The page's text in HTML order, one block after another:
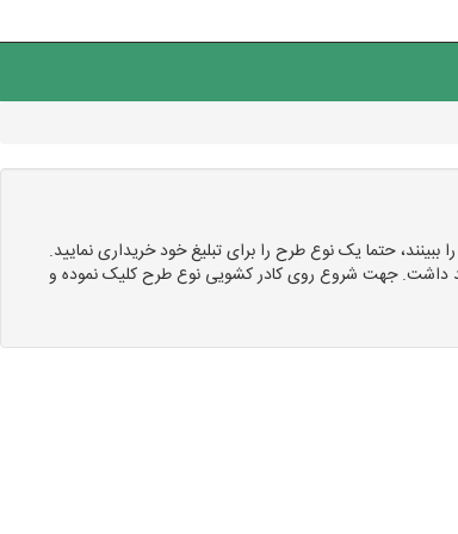
ببینند، حتما یک نوع طرح را برای تبلیغ خود خریداری نمایید.
داشت. جهت شروع روی کادر کشویی نوع طرح کلیک نموده و